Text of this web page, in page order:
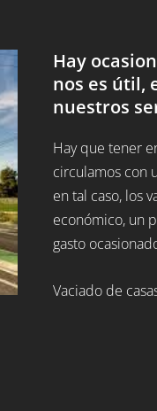
Hay
nos es útil,
nuestros
Hay que tener
circulamos con
en tal caso, los
económico, un
gasto
Vaciado de